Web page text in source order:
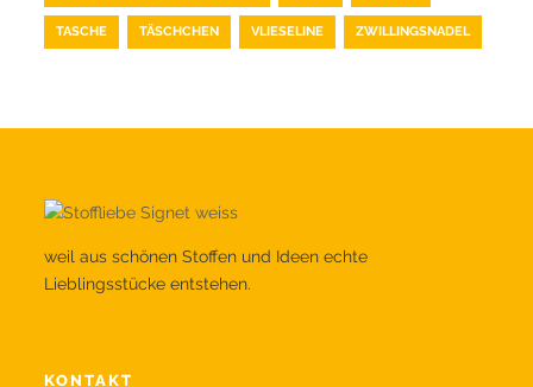
TASCHE TÄSCHCHEN VLIESELINE ZWILLINGSNADEL
weil aus schönen Stoffen und Ideen echte
Lieblingsstücke entstehen.
KONTAKT